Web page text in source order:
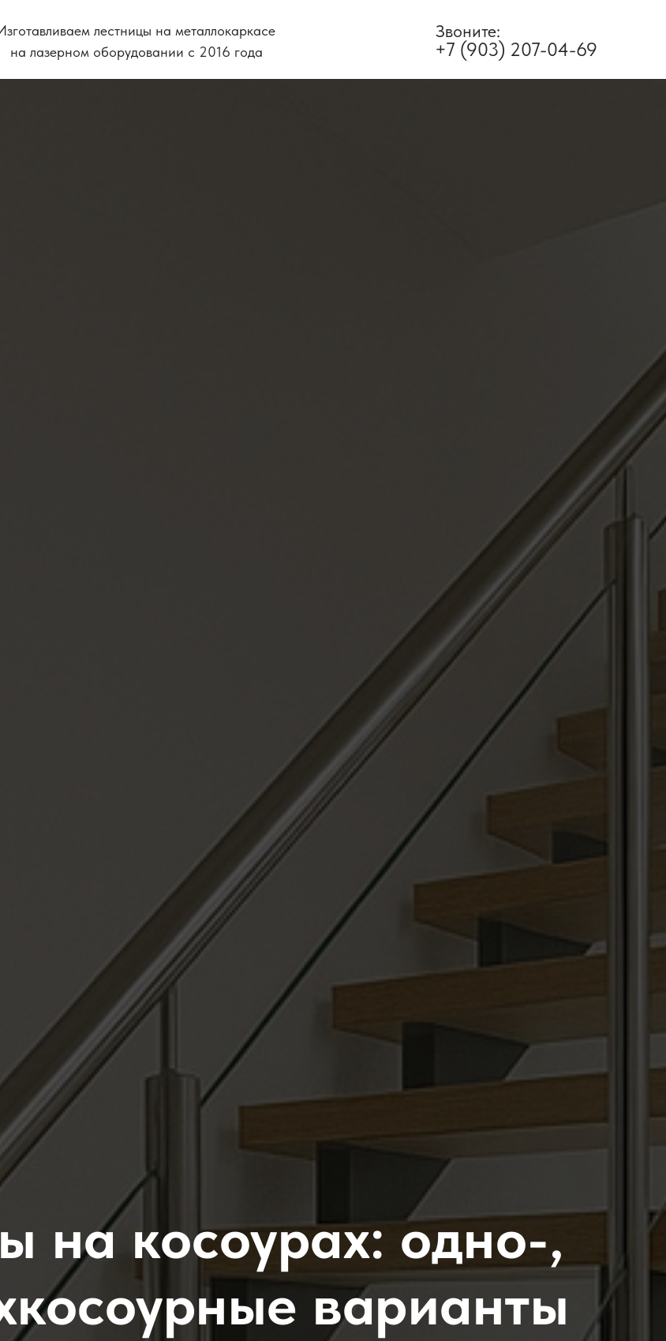
+7 (903) 207-04-69
Звоните:
лестницы на металлокаркасе
на лазерном оборудовании с 2016 года
на косоурах: одно-,
варианты